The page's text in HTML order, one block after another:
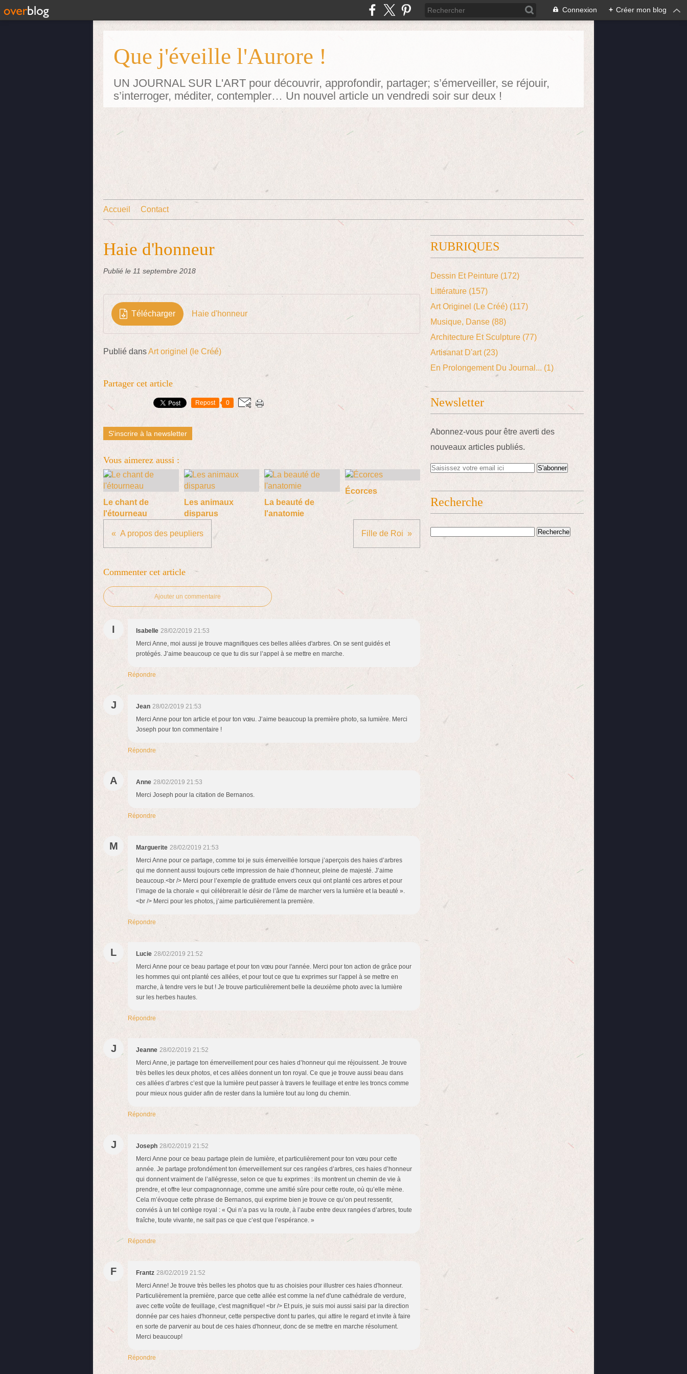
Connexion + Créer mon blog
Que j'éveille l'Aurore !
UN JOURNAL SUR L'ART pour découvrir, approfondir, partager; s’émerveiller, se réjouir,
s’interroger, méditer, contempler… Un nouvel article un vendredi soir sur deux !
Accueil Contact
Haie d'honneur
Publié le 11 septembre 2018
Télécharger Haie d'honneur
Publié dansArt originel (le Créé)
Partager cet article
Repost 0
S'inscrire à la newsletter
Vous aimerez aussi :
Le chant de
l'étourneau
Les animaux
disparus
La beauté de
l'anatomie
Écorces
A propos des peupliers Fille de Roi
Commenter cet article
Ajouter un commentaire
I Isabelle 28/02/2019 21:53
Merci Anne, moi aussi je trouve magnifiques ces belles allées d'arbres. On se sent guidés et
protégés. J’aime beaucoup ce que tu dis sur l’appel à se mettre en marche.
Répondre
J Jean 28/02/2019 21:53
Merci Anne pour ton article et pour ton vœu. J’aime beaucoup la première photo, sa lumière. Merci
Joseph pour ton commentaire !
Répondre
A Anne 28/02/2019 21:53
Merci Joseph pour la citation de Bernanos.
Répondre
M Marguerite 28/02/2019 21:53
Merci Anne pour ce partage, comme toi je suis émerveillée lorsque j’aperçois des haies d’arbres
qui me donnent aussi toujours cette impression de haie d’honneur, pleine de majesté. J’aime
beaucoup.<br /> Merci pour l’exemple de gratitude envers ceux qui ont planté ces arbres et pour
l’image de la chorale « qui célébrerait le désir de l’âme de marcher vers la lumière et la beauté ».
<br /> Merci pour les photos, j’aime particulièrement la première.
Répondre
L Lucie 28/02/2019 21:52
Merci Anne pour ce beau partage et pour ton vœu pour l'année. Merci pour ton action de grâce pour
les hommes qui ont planté ces allées, et pour tout ce que tu exprimes sur l'appel à se mettre en
marche, à tendre vers le but ! Je trouve particulièrement belle la deuxième photo avec la lumière
sur les herbes hautes.
Répondre
J Jeanne 28/02/2019 21:52
Merci Anne, je partage ton émerveillement pour ces haies d’honneur qui me réjouissent. Je trouve
très belles les deux photos, et ces allées donnent un ton royal. Ce que je trouve aussi beau dans
ces allées d’arbres c’est que la lumière peut passer à travers le feuillage et entre les troncs comme
pour mieux nous guider afin de rester dans la lumière tout au long du chemin.
Répondre
J Joseph 28/02/2019 21:52
Merci Anne pour ce beau partage plein de lumière, et particulièrement pour ton vœu pour cette
année. Je partage profondément ton émerveillement sur ces rangées d’arbres, ces haies d’honneur
qui donnent vraiment de l’allégresse, selon ce que tu exprimes : ils montrent un chemin de vie à
prendre, et offre leur compagnonnage, comme une amitié sûre pour cette route, où qu’elle mène.
Cela m’évoque cette phrase de Bernanos, qui exprime bien je trouve ce qu’on peut ressentir,
conviés à un tel cortège royal : « Qui n’a pas vu la route, à l’aube entre deux rangées d’arbres, toute
fraîche, toute vivante, ne sait pas ce que c’est que l’espérance. »
Répondre
F Frantz 28/02/2019 21:52
Merci Anne! Je trouve très belles les photos que tu as choisies pour illustrer ces haies d'honneur.
Particulièrement la première, parce que cette allée est comme la nef d'une cathédrale de verdure,
avec cette voûte de feuillage, c'est magnifique! <br /> Et puis, je suis moi aussi saisi par la direction
donnée par ces haies d'honneur, cette perspective dont tu parles, qui attire le regard et invite à faire
en sorte de parvenir au bout de ces haies d'honneur, donc de se mettre en marche résolument.
Merci beaucoup!
Répondre
RUBRIQUES
Dessin Et Peinture (172)
Littérature (157)
Art Originel (le Créé) (117)
Musique, Danse (88)
Architecture Et Sculpture (77)
Artisanat D'art(23)
En Prolongement Du Journal... (1)
Newsletter
Abonnez-vous pour être averti des
nouveaux articles publiés.
Recherche